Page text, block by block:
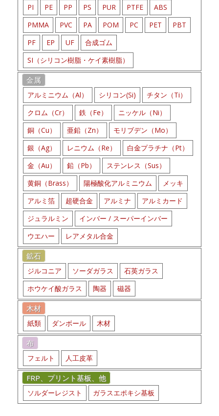
PI PE PP PS PUR PTFE
ABS
PMMA
PVC PA POM PC PET
PBT
PF
EP UF
合成ゴム
SI（シリコン樹脂・ケイ素樹脂）
金属
アルミニウム（Al） シリコン(Si)
チタン（Ti）
クロム（Cr）
鉄（Fe）
ニッケル（Ni）
銅（Cu）
亜鉛（Zn）
モリブデン（Mo）
銀（Ag）
レニウム（Re）
白金プラチナ（Pt）
金（Au）
鉛（Pb）
ステンレス（Sus）
黄銅（Brass）
陽極酸化アルミニウム
メッキ
アルミ箔
超硬合金 アルミナ
アルミカード
ジュラルミン
インバー / スーパーインバー
ウエハー
レアメタル合金
鉱石
ジルコニア ソーダガラス
石英ガラス
ホウケイ酸ガラス
陶器 磁器
木材
紙類 ダンボール 木材
布
フェルト 人工皮革
FRP、プリント基板、他
ソルダーレジスト ガラスエポキシ基板